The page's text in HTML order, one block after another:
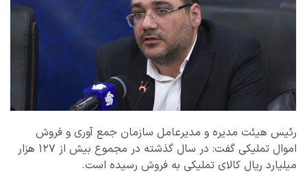
رئیس هیئت مدیره و مدیرعامل سازمان جمع آوری و فروش
اموال تملیکی گفت: در سال گذشته در مجموع بیش از ۱۲۷ هزار
میلیارد ریال کالای تملیکی به فروش رسیده است.